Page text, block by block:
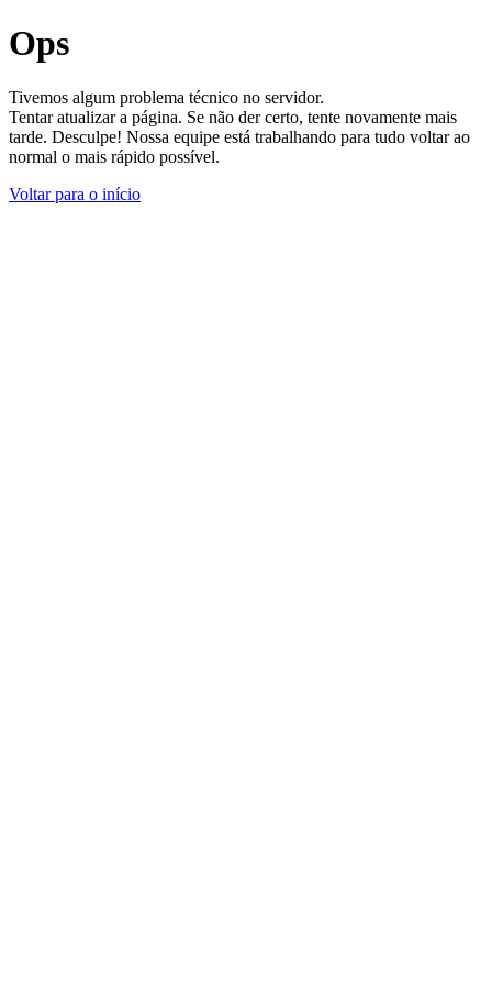
Ops
Tivemos algum problema técnico no servidor.
Tentar atualizar a página. Se não der certo, tente novamente mais
tarde. Desculpe! Nossa equipe está trabalhando para tudo voltar ao
normal o mais rápido possível.
Voltar para o início